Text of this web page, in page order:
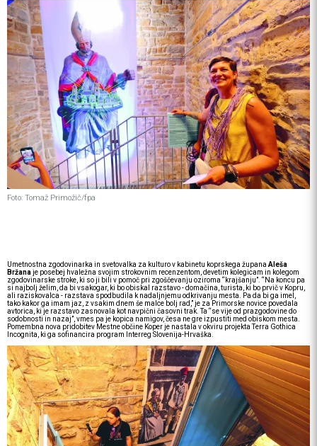
Foto: Tomaž Primožič/fpa
Umetnostna zgodovinarka in svetovalka za kulturo v kabinetu koprskega županaAleša
Bržana je posebej hvaležna svojim strokovnim recenzentom, devetim kolegicam in kolegom
zgodovinarske stroke, ki so ji bili v pomoč pri zgoščevanju oziroma “krajšanju”. “Na koncu pa
si najbolj želim, da bi vsakogar, ki bo obiskal razstavo - domačina, turista, ki bo prvič v Kopru,
ali raziskovalca - razstava spodbudila k nadaljnjemu odkrivanju mesta. Pa da bi ga imel,
tako kakor ga imam jaz, z vsakim dnem še malce bolj rad,” je za Primorske novice povedala
avtorica, ki je razstavo zasnovala kot navpični časovni trak. Ta “se vije od prazgodovine do
sodobnosti in nazaj”, vmes pa je kopica namigov, česa ne gre izpustiti med obiskom mesta.
Pomembna nova pridobitev Mestne občine Koper je nastala v okviru projekta Terra Gothica
Incognita, ki ga sofinancira program Interreg Slovenija-Hrvaška.